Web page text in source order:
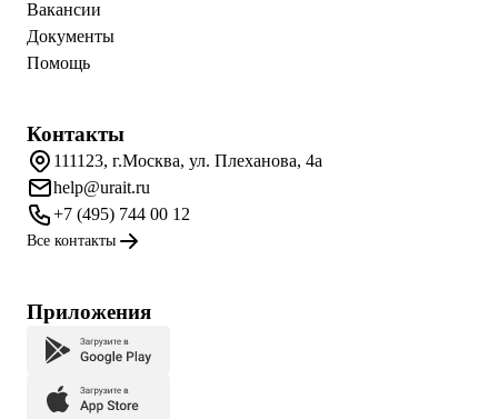
Вакансии
Документы
Помощь
Контакты
111123, г.Москва, ул. Плеханова, 4а
help@urait.ru
+7 (495) 744 00 12
Все контакты
Приложения